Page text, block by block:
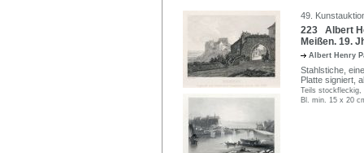
49.
223 Albert
Meißen. 19.
Albert Henry
Stahlstiche,
Platte signiert,
Teils stockfleckig,
Bl. min. 15 x 20